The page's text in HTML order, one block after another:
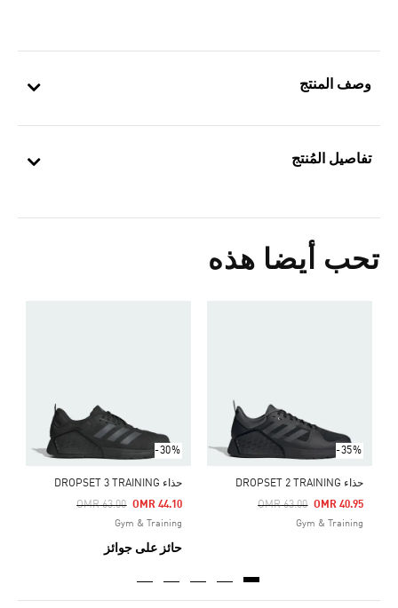
وصف المنتج
تفاصيل المُنتج
تحب أيضا هذه
-35%
حذاء DROPSET 2 TRAINING
Price Reduced From
OMR 63.00
To OMR 40.95
Gym & Training
-30%
حذاء DROPSET 3 TRAINING
Price Reduced From
OMR 63.00
To OMR 44.10
Gym & Training
حائز على جوائز